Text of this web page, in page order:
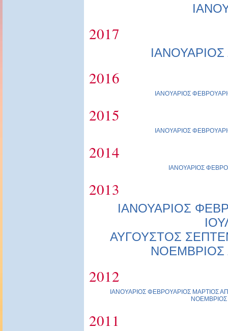
2017
ΙΑΝΟΥΑΡΙΟΣ
2016
ΙΑΝΟΥΑΡΙΟΣ
2015
ΙΑΝΟΥΑΡΙΟΣ
2014
ΙΑΝΟΥΑΡΙΟΣ
2013
ΙΑΝΟΥΑΡΙΟΣ
ΑΥΓΟΥΣΤΟΣ
ΝΟΕΜΒΡΙΟΣ
2012
ΙΑΝΟΥΑΡΙΟΣ ΦΕΒΡΟΥΑΡΙΟΣ ΜΑΡΤΙΟΣ
ΝΟΕΜΒΡΙΟΣ
2011